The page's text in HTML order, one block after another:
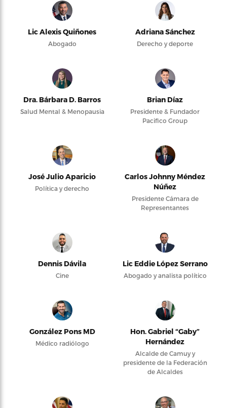
Lic Alexis Quiñones
Abogado
Adriana Sánchez
Derecho y deporte
Dra. Bárbara D. Barros
Salud Mental & Menopausia
Brian Díaz
Presidente & Fundador
Pacifico Group
José Julio Aparicio
Política y derecho
Carlos Johnny Méndez
Núñez
Presidente Cámara de
Representantes
Dennis Dávila
Cine
Lic Eddie López Serrano
Abogado y analista político
González Pons MD
Médico radiólogo
Hon. Gabriel “Gaby”
Hernández
Alcalde de Camuy y
presidente de la Federación
de Alcaldes